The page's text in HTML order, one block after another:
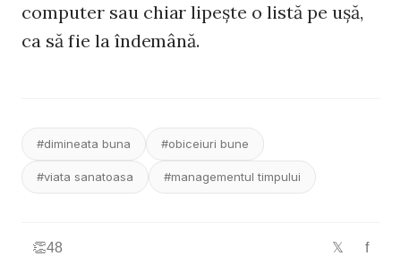
computer sau chiar lipeşte o listă pe uşă,
ca să fie la îndemână.
#dimineata buna #obiceiuri bune
#viata sanatoasa #managementul timpului
👏48 𝕏 f